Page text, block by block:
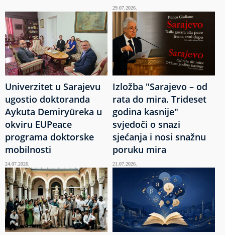
29.07.2026.
Univerzitet u Sarajevu
ugostio doktoranda
Aykuta Demiryüreka u
okviru EUPeace
programa doktorske
mobilnosti
24.07.2026.
Izložba "Sarajevo – od
rata do mira. Trideset
godina kasnije"
svjedoči o snazi
sjećanja i nosi snažnu
poruku mira
21.07.2026.